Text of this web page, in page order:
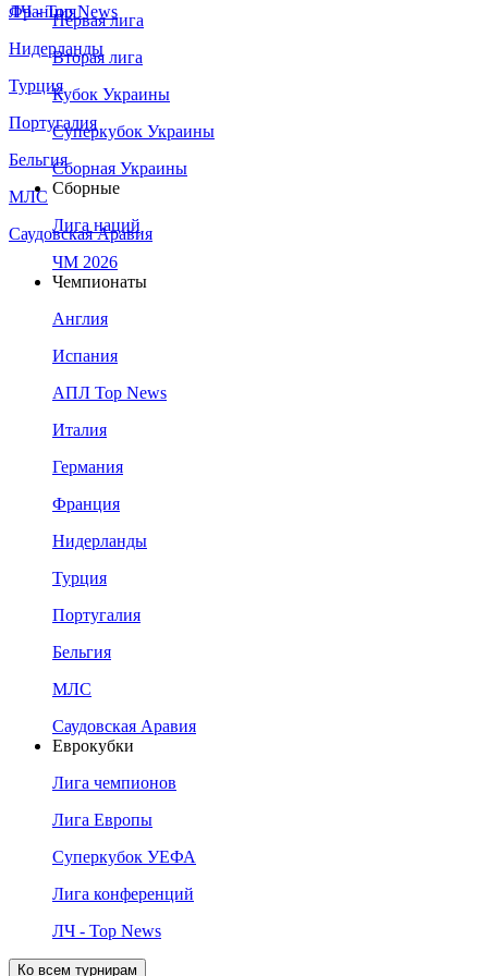
Франция
Нидерланды
Турция
Португалия
Бельгия
МЛС
Саудовская Аравия
ЛЧ - Top News
Первая лига
Вторая лига
Кубок Украины
Суперкубок Украины
Сборная Украины
Сборные
Лига наций
ЧМ 2026
Чемпионаты
Англия
Испания
АПЛ Top News
Италия
Германия
Франция
Нидерланды
Турция
Португалия
Бельгия
МЛС
Саудовская Аравия
Еврокубки
Лига чемпионов
Лига Европы
Суперкубок УЕФА
Лига конференций
ЛЧ - Top News
Ко всем турнирам